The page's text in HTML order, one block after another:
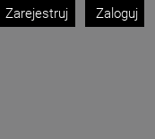
Zarejestruj Zaloguj